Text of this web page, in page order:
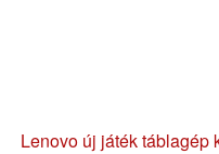
Lenovo új játék táblagép